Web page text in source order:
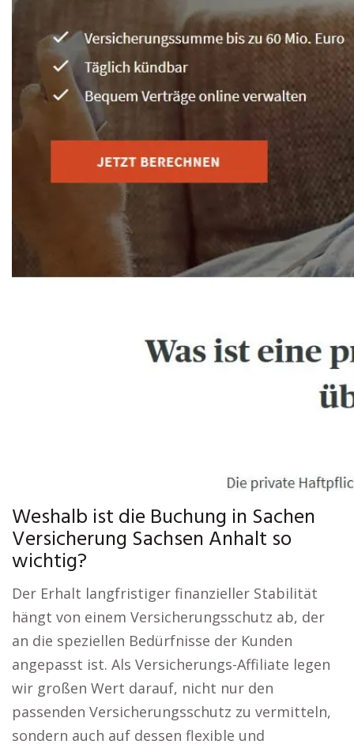
Weshalb ist die Buchung in Sachen
Versicherung Sachsen Anhalt so
wichtig?
Der Erhalt langfristiger finanzieller Stabilität
hängt von einem Versicherungsschutz ab, der
an die speziellen Bedürfnisse der Kunden
angepasst ist. Als Versicherungs-Affiliate legen
wir großen Wert darauf, nicht nur den
passenden Versicherungsschutz zu vermitteln,
sondern auch auf dessen flexible und